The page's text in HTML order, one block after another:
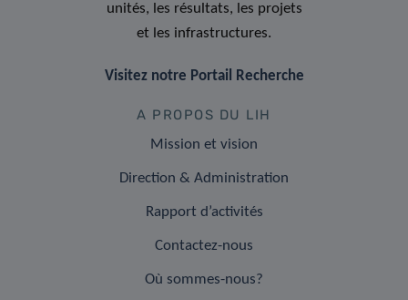
unités, les résultats, les projets
et les infrastructures.
Visitez notre Portail Recherche
A PROPOS DU LIH
Mission et vision
Direction & Administration
Rapport d’activités
Contactez-nous
Où sommes-nous?